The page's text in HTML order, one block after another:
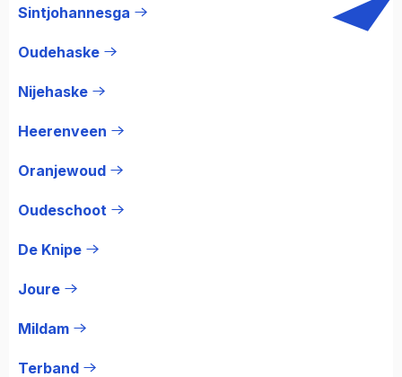
Sintjohannesga
Oudehaske
Nijehaske
Heerenveen
Oranjewoud
Oudeschoot
De Knipe
Joure
Mildam
Terband